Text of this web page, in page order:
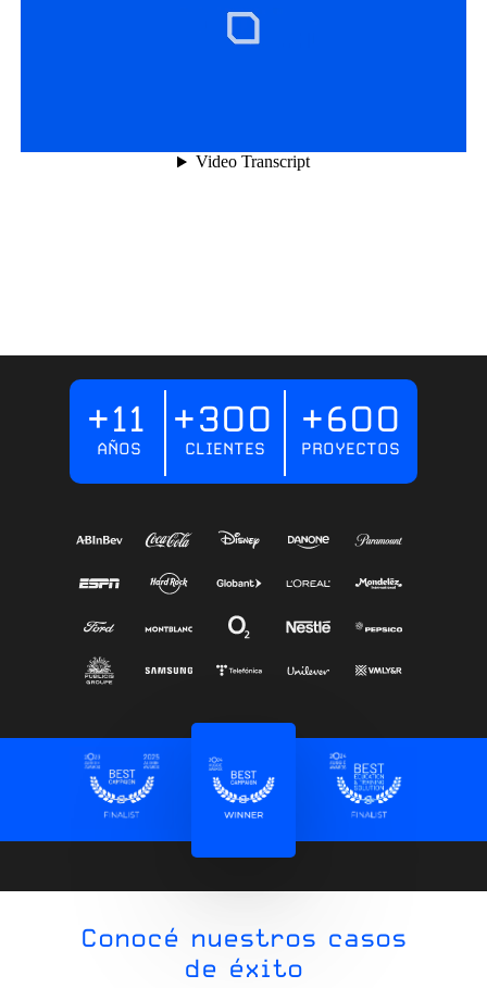
+11
AÑOS
+3OO
CLIENTES
+6OO
PROYECTOS
Conocé nuestros casos
de éxito